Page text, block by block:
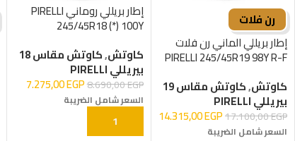
رن فلات
إطار بريللي الماني رن فلات
PIRELLI 245/45R19 98Y R-F
كاوتش,كاوتش مقاس 19
بيريللي PIRELLI
17.100,00EGP
14.315,00EGP
السعر شامل الضريبة
إطار بريللي روماني PIRELLI
245/45R18 (*) 100Y
كاوتش,كاوتش مقاس 18
بيريللي PIRELLI
8.690,00EGP
7.275,00EGP
السعر شامل الضريبة
إضافة إلى السلة